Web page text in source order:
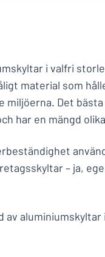
i valfri
material som
miljöerna. Det
har en mängd
– ja,
aluminiumskyltar